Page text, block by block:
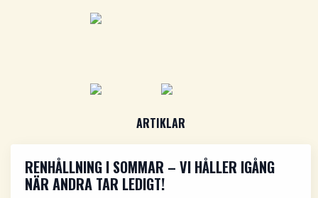
ARTIKLAR
RENHÅLLNING I SOMMAR – VI HÅLLER IGÅNG
NÄR ANDRA TAR LEDIGT!